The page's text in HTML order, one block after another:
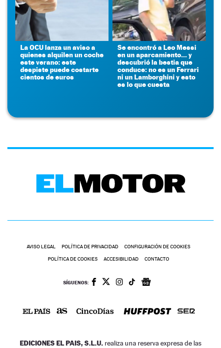
La OCU lanza un aviso a
quienes alquilen un coche
este verano: este
despiste puede costarte
cientos de euros
Se encontró a Leo Messi
en un aparcamiento... y
descubrió la bestia que
conduce: no es un Ferrari
ni un Lamborghini y esto
es lo que cuesta
AVISO LEGAL POLÍTICA DE PRIVACIDAD CONFIGURACIÓN DE COOKIES
POLÍTICA DE COOKIES ACCESIBILIDAD CONTACTO
SÍGUENOS:
EDICIONES EL PAIS, S.L.U. realiza una reserva expresa de las